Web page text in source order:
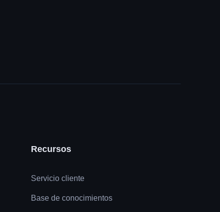
Recursos
Servicio cliente
Base de conocimientos